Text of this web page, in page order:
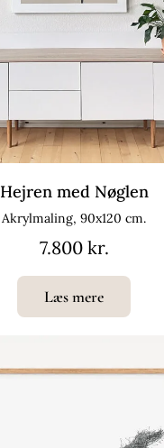
Hejren med Nøglen
Akrylmaling, 90x120 cm.
7.800 kr.
Læs mere